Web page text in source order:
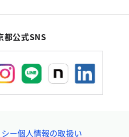
都公式SNS
ー個人情報の取扱い